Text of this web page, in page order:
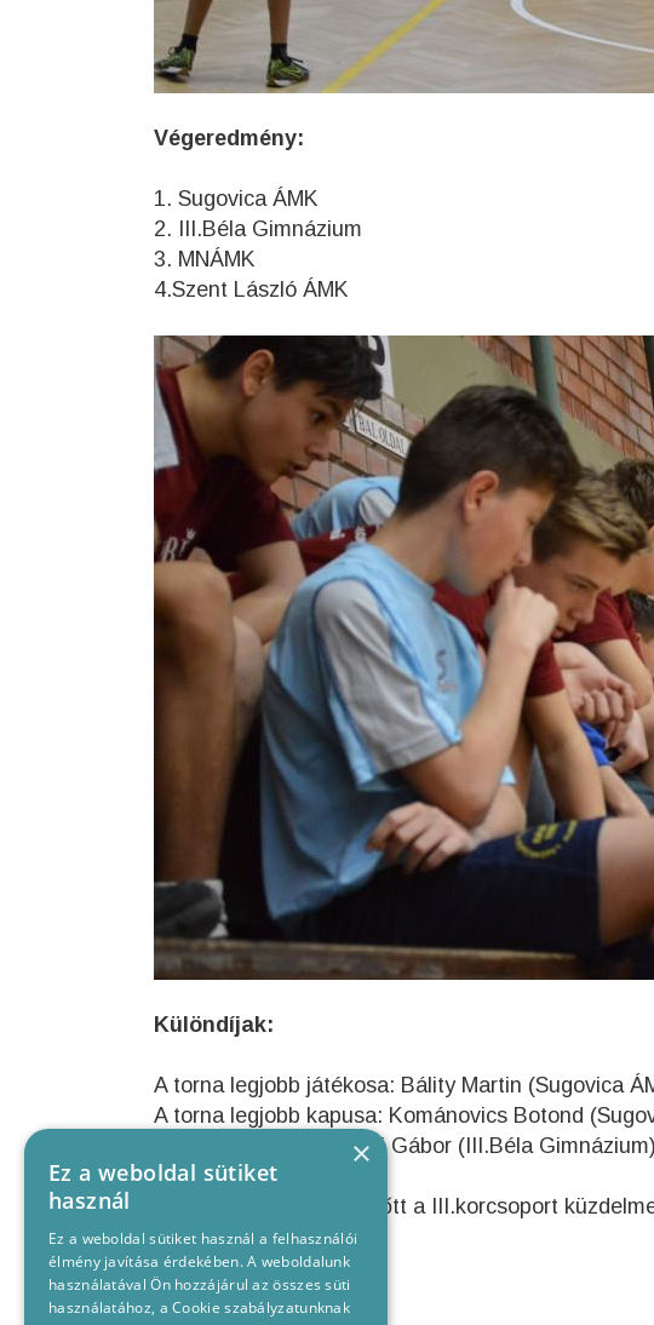
Végeredmény:
1. Sugovica ÁMK
2. III.Béla Gimnázium
3. MNÁMK
4.Szent László ÁMK
Különdíjak:
A torna legjobb játékosa: Bálity Martin (Sugovica
A torna legjobb kapusa: Kománovics Botond
A torna gólkirálya: Ikladi Gábor (III.Béla Gimnázium)
Folytatás szerdán délelőtt a III.korcsoport
×
Ez a weboldal sütiket
használ
Ez a weboldal sütiket használ a felhasználói
élmény javítása érdekében. A weboldalunk
használatával Ön hozzájárul az összes süti
használatához, a Cookie szabályzatunknak